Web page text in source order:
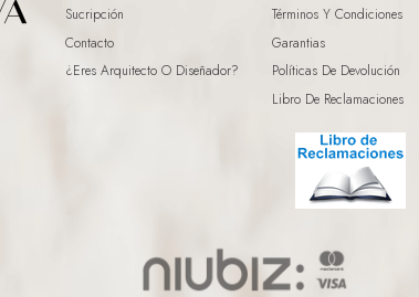
Sucripción
Contacto
¿eres Arquitecto O Diseñador?
Términos Y Condiciones
Garantias
Políticas De Devolución
Libro De Reclamaciones